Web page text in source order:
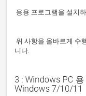
니다.
3 : Windows PC
Windows 7/10/11